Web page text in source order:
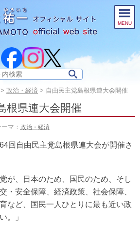
MENU
> 政治・経済 > 自由民主党島根県連大会開催
根県連大会開催
マ： 政治・経済
回自由民主党島根県連大会が開催さ
が、日本のため、国民のため、そし
・安全保障、経済政策、社会保障、
など、国民一人ひとりに最も近い政
。」